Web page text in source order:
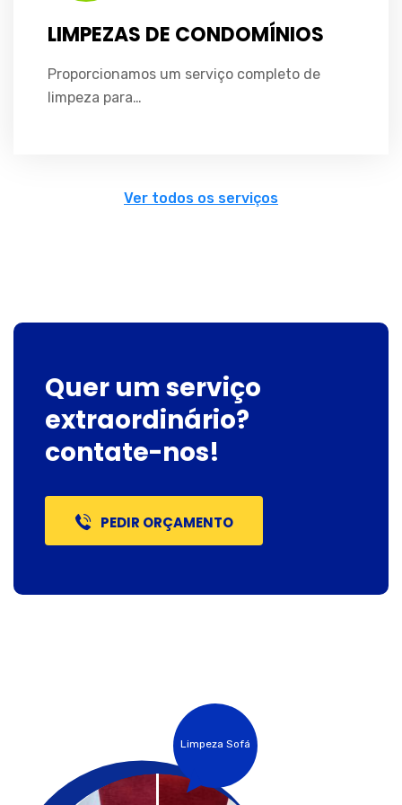
LIMPEZAS DE CONDOMÍNIOS
Proporcionamos um serviço completo de
limpeza para…
Ver todos os serviços
Quer um serviço
extraordinário?
contate-nos!
PEDIR ORÇAMENTO
Limpeza Sofá